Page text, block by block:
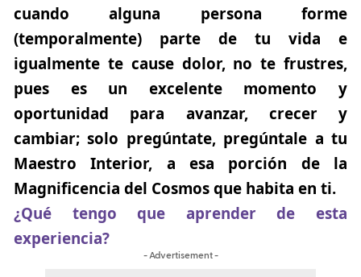
cuando alguna persona forme
(temporalmente) parte de tu vida e
igualmente te cause dolor, no te frustres,
pues es un excelente momento y
oportunidad para avanzar, crecer y
cambiar; solo pregúntate, pregúntale a tu
Maestro Interior, a esa porción de la
Magnificencia del Cosmos que habita en ti.
¿Qué tengo que aprender de esta
experiencia?
- Advertisement -